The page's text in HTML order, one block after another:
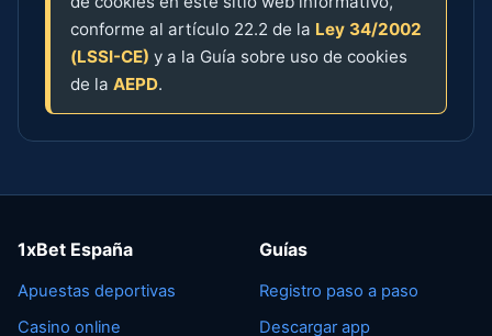
conforme al artículo 22.2 de la Ley 34/2002
(LSSI-CE) y a la Guía sobre uso de cookies
de la AEPD.
1xBet España
Apuestas deportivas
Casino online
Guías
Registro paso a paso
Descargar app